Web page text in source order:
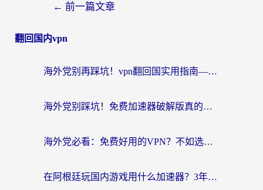
← 前一篇文章
翻回国内vpn
海外党别再踩坑！vpn翻回国实用指南——选对加速器，国内资源无缝用
海外党别踩坑！免费加速器破解版真的能用？教你无缝访问国内资源的正确姿势
海外党必看：免费好用的VPN？不如选对转国内加速器实现无缝追剧
在阿根廷玩国内游戏用什么加速器？3年海外党亲测实用指南